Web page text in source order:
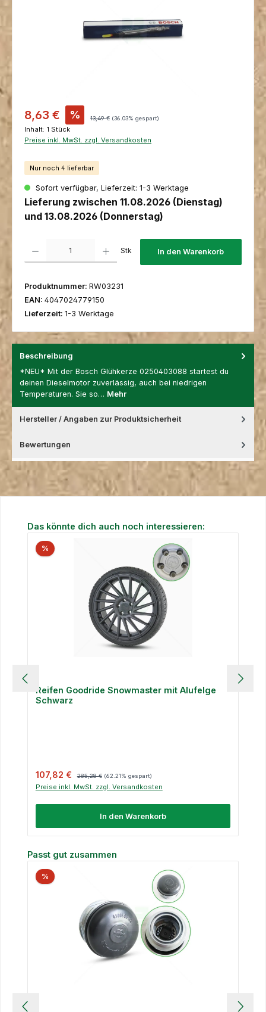
Verkaufspreis:
8,63 € % Regulärer Preis:
13,49 € (36.03% gespart)
Inhalt: 1 Stück
Preise inkl. MwSt. zzgl. Versandkosten
Nur noch 4 lieferbar
Sofort verfügbar, Lieferzeit: 1-3 Werktage
Lieferung zwischen 11.08.2026 (Dienstag)
und 13.08.2026 (Donnerstag)
Stk In den Warenkorb
Produktnummer: RW03231
EAN: 4047024779150
Lieferzeit: 1-3 Werktage
Beschreibung
*NEU* Mit der Bosch Glühkerze 0250403088 startest du
deinen Dieselmotor zuverlässig, auch bei niedrigen
Temperaturen. Sie so… Mehr
Hersteller / Angaben zur Produktsicherheit
Bewertungen
Produktgalerie überspringen
Das könnte dich auch noch interessieren:
%
Reifen Goodride Snowmaster mit Alufelge
Schwarz
Verkaufspreis:
107,82 € 285,28 € (62.21% gespart)
Preise inkl. MwSt. zzgl. Versandkosten
In den Warenkorb
Produktgalerie überspringen
Passt gut zusammen
%